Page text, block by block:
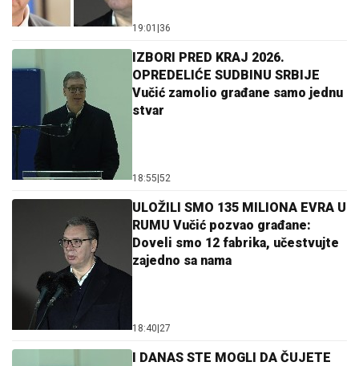
19:01 36
IZBORI PRED KRAJ 2026.
OPREDELIĆE SUDBINU SRBIJE
Vučić zamolio građane samo jednu
stvar
18:55 52
ULOŽILI SMO 135 MILIONA EVRA U
RUMU Vučić pozvao građane:
Doveli smo 12 fabrika, učestvujte
zajedno sa nama
18:40 27
I DANAS STE MOGLI DA ČUJETE